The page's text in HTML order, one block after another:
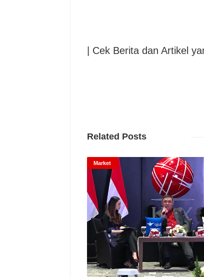
| Cek Berita dan Artikel
Related Posts
Market